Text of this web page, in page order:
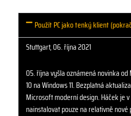
Použít PC jako tenký klient
Stuttgart, 06. října 2021
05. října vyšla oznámená novinka
10 na Windows 11. Bezplatná
Microsoft moderní design. Háček je
nainstalovat pouze na relativně nové